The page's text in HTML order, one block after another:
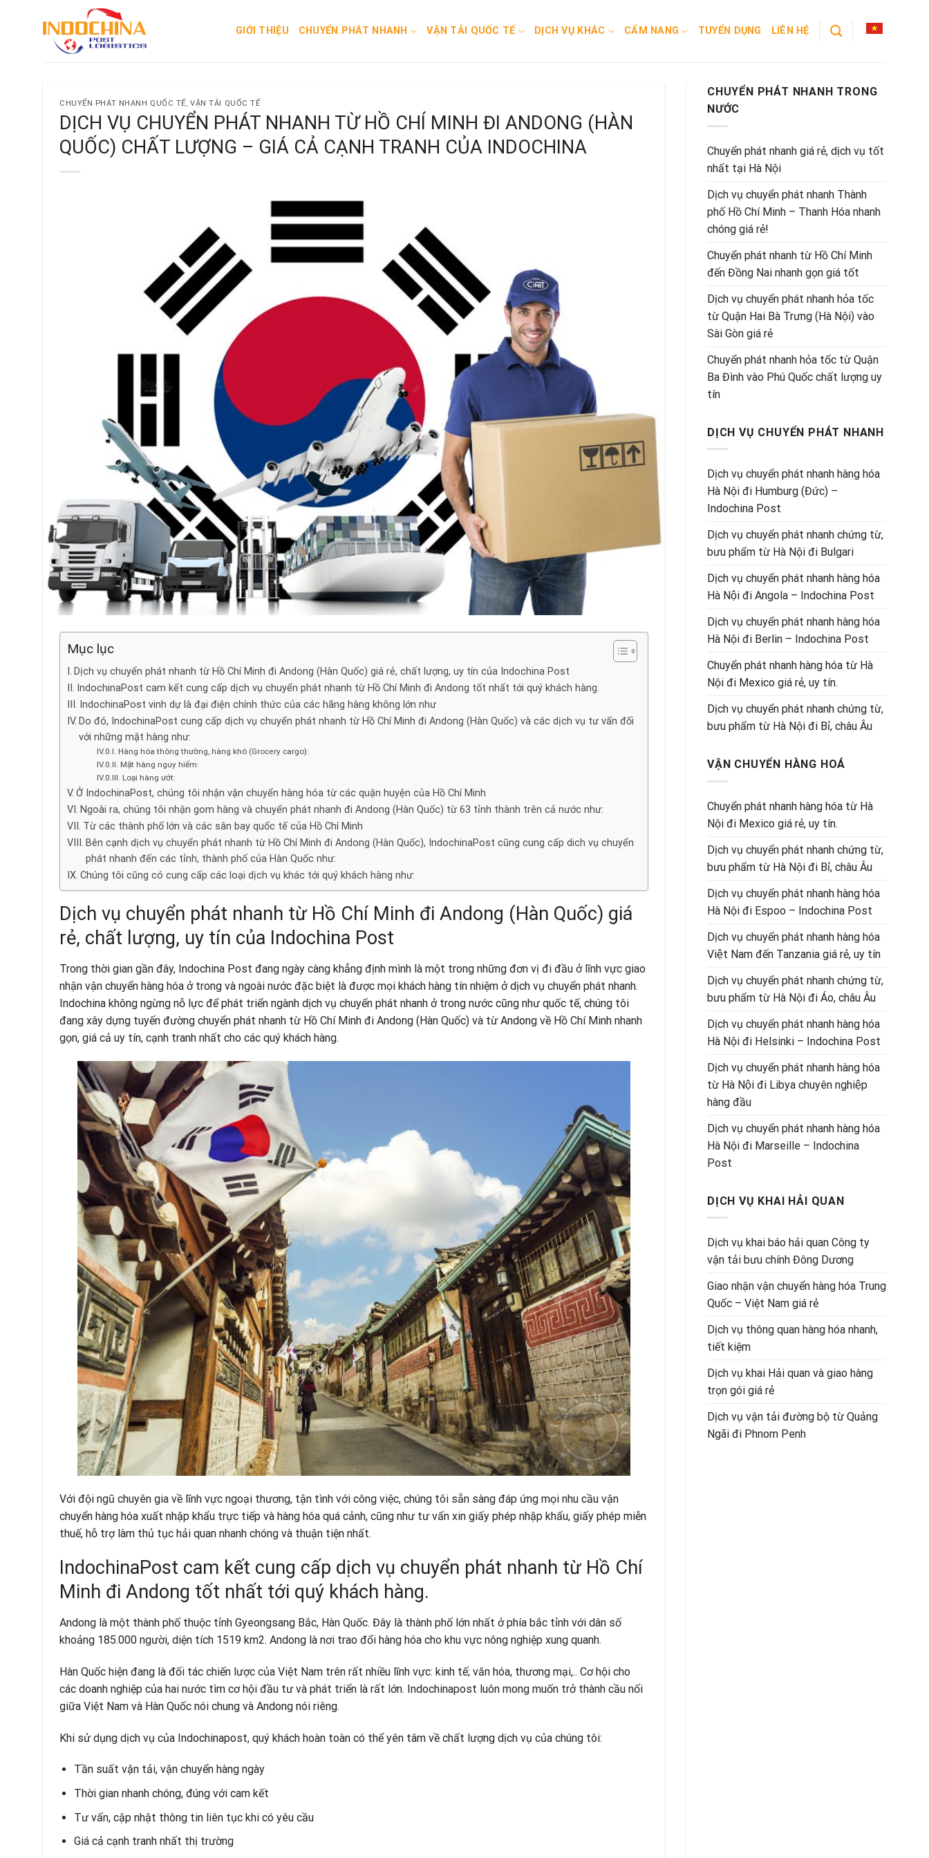
GIỚI THIỆU CHUYỂN PHÁT NHANH VẬN TẢI QUỐC TẾ DỊCH VỤ KHÁC CẨM NANG TUYỂN DỤNG LIÊN HỆ
CHUYỂN PHÁT NHANH QUỐC TẾ,VẬN TẢI QUỐC TẾ
DỊCH VỤ CHUYỂN PHÁT NHANH TỪ HỒ CHÍ MINH ĐI ANDONG (HÀN
QUỐC) CHẤT LƯỢNG – GIÁ CẢ CẠNH TRANH CỦA INDOCHINA
Mục lục
Dịch vụ chuyển phát nhanh từ Hồ Chí Minh đi Andong (Hàn Quốc) giá rẻ, chất lượng, uy tín của Indochina Post
IndochinaPost cam kết cung cấp dịch vụ chuyển phát nhanh từ Hồ Chí Minh đi Andong tốt nhất tới quý khách hàng.
IndochinaPost vinh dự là đại điện chính thức của các hãng hàng không lớn như
Do đó, IndochinaPost cung cấp dịch vụ chuyển phát nhanh từ Hồ Chí Minh đi Andong (Hàn Quốc) và các dịch vụ tư vấn đối
với những mặt hàng như:
Hàng hóa thông thường, hàng khô (Grocery cargo):
Mặt hàng nguy hiểm:
Loại hàng ướt:
Ở IndochinaPost, chúng tôi nhận vận chuyển hàng hóa từ các quận huyện của Hồ Chí Minh
Ngoài ra, chúng tôi nhận gom hàng và chuyển phát nhanh đi Andong (Hàn Quốc) từ 63 tỉnh thành trên cả nước như:
Từ các thành phố lớn và các sân bay quốc tế của Hồ Chí Minh
Bên cạnh dịch vụ chuyển phát nhanh từ Hồ Chí Minh đi Andong (Hàn Quốc), IndochinaPost cũng cung cấp dich vụ chuyển
phát nhanh đến các tỉnh, thành phố của Hàn Quốc như:
Chúng tôi cũng có cung cấp các loại dịch vụ khác tới quý khách hàng như:
Dịch vụ chuyển phát nhanh từ Hồ Chí Minh đi Andong (Hàn Quốc) giá
rẻ, chất lượng, uy tín của Indochina Post
Trong thời gian gần đây, Indochina Post đang ngày càng khẳng định mình là một trong những đơn vị đi đầu ở lĩnh vực giao
nhận vận chuyển hàng hóa ở trong và ngoài nước đặc biệt là được mọi khách hàng tín nhiệm ở dịch vụ chuyển phát nhanh.
Indochina không ngừng nỗ lực để phát triển ngành dịch vụ chuyển phát nhanh ở trong nước cũng như quốc tế, chúng tôi
đang xây dựng tuyến đường chuyển phát nhanh từ Hồ Chí Minh đi Andong (Hàn Quốc) và từ Andong về Hồ Chí Minh nhanh
gọn, giá cả uy tín, cạnh tranh nhất cho các quý khách hàng.
Với đội ngũ chuyên gia về lĩnh vực ngoại thương, tận tình với công việc, chúng tôi sẵn sàng đáp ứng mọi nhu cầu vận
chuyển hàng hóa xuất nhập khẩu trực tiếp và hàng hóa quá cảnh, cũng như tư vấn xin giấy phép nhập khẩu, giấy phép miễn
thuế, hỗ trợ làm thủ tục hải quan nhanh chóng và thuận tiện nhất.
IndochinaPost cam kết cung cấp dịch vụ chuyển phát nhanh từ Hồ Chí
Minh đi Andong tốt nhất tới quý khách hàng.
Andong là một thành phố thuộc tỉnh Gyeongsang Bắc, Hàn Quốc. Đây là thành phố lớn nhất ở phía bắc tỉnh với dân số
khoảng 185.000 người, diện tích 1519 km2. Andong là nơi trao đổi hàng hóa cho khu vực nông nghiệp xung quanh.
Hàn Quốc hiện đang là đối tác chiến lược của Việt Nam trên rất nhiều lĩnh vực: kinh tế; văn hóa, thương mại,.. Cơ hội cho
các doanh nghiệp của hai nước tìm cơ hội đầu tư và phát triển là rất lớn. Indochinapost luôn mong muốn trở thành cầu nối
giữa Việt Nam và Hàn Quốc nói chung và Andong nói riêng.
Khi sử dụng dịch vụ của Indochinapost, quý khách hoàn toàn có thể yên tâm về chất lượng dịch vụ của chúng tôi:
Tần suất vận tải, vận chuyển hàng ngày
Thời gian nhanh chóng, đúng với cam kết
Tư vấn, cập nhật thông tin liên tục khi có yêu cầu
Giá cả cạnh tranh nhất thị trường
CHUYỂN PHÁT NHANH TRONG
NƯỚC
Chuyển phát nhanh giá rẻ, dịch vụ tốt
nhất tại Hà Nội
Dịch vụ chuyển phát nhanh Thành
phố Hồ Chí Minh – Thanh Hóa nhanh
chóng giá rẻ!
Chuyển phát nhanh từ Hồ Chí Minh
đến Đồng Nai nhanh gọn giá tốt
Dịch vụ chuyển phát nhanh hỏa tốc
từ Quận Hai Bà Trưng (Hà Nội) vào
Sài Gòn giá rẻ
Chuyển phát nhanh hỏa tốc từ Quận
Ba Đình vào Phú Quốc chất lượng uy
tín
DỊCH VỤ CHUYỂN PHÁT NHANH
Dịch vụ chuyển phát nhanh hàng hóa
Hà Nội đi Humburg (Đức) –
Indochina Post
Dịch vụ chuyển phát nhanh chứng từ,
bưu phẩm từ Hà Nội đi Bulgari
Dịch vụ chuyển phát nhanh hàng hóa
Hà Nội đi Angola – Indochina Post
Dịch vụ chuyển phát nhanh hàng hóa
Hà Nội đi Berlin – Indochina Post
Chuyển phát nhanh hàng hóa từ Hà
Nội đi Mexico giá rẻ, uy tín.
Dịch vụ chuyển phát nhanh chứng từ,
bưu phẩm từ Hà Nội đi Bỉ, châu Âu
VẬN CHUYỂN HÀNG HOÁ
Chuyển phát nhanh hàng hóa từ Hà
Nội đi Mexico giá rẻ, uy tín.
Dịch vụ chuyển phát nhanh chứng từ,
bưu phẩm từ Hà Nội đi Bỉ, châu Âu
Dịch vụ chuyển phát nhanh hàng hóa
Hà Nội đi Espoo – Indochina Post
Dịch vụ chuyển phát nhanh hàng hóa
Việt Nam đến Tanzania giá rẻ, uy tín
Dịch vụ chuyển phát nhanh chứng từ,
bưu phẩm từ Hà Nội đi Áo, châu Âu
Dịch vụ chuyển phát nhanh hàng hóa
Hà Nội đi Helsinki – Indochina Post
Dịch vụ chuyển phát nhanh hàng hóa
từ Hà Nội đi Libya chuyên nghiệp
hàng đầu
Dịch vụ chuyển phát nhanh hàng hóa
Hà Nội đi Marseille – Indochina
Post
DỊCH VỤ KHAI HẢI QUAN
Dịch vụ khai báo hải quan Công ty
vận tải bưu chính Đông Dương
Giao nhận vận chuyển hàng hóa Trung
Quốc – Việt Nam giá rẻ
Dịch vụ thông quan hàng hóa nhanh,
tiết kiệm
Dịch vụ khai Hải quan và giao hàng
trọn gói giá rẻ
Dịch vụ vận tải đường bộ từ Quảng
Ngãi đi Phnom Penh